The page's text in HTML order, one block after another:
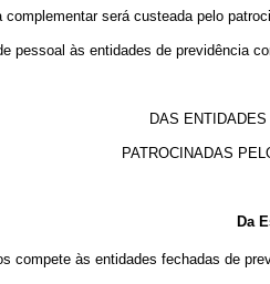
será custeada pelo
pessoal às entidades de previdência
DAS
PATROCINADAS
Da
compete às entidades fechadas de